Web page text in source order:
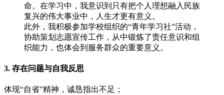
命。在学习中，我意识到只有把个人理想融入民族
复兴的伟大事业中，人生才更有意义。
此外，我积极参加学校组织的“青年学习社”活动，
协助策划志愿宣传工作，从中锻炼了责任意识和组
织能力，也体会到服务群众的重要意义。
3. 存在问题与自我反思
体现“自省”精神，诚恳指出不足；